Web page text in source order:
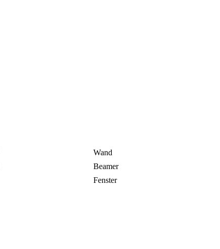
Wand
Beamer
Fenster